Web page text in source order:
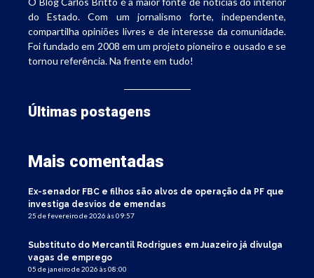
do Estado. Com um jornalismo forte, independente,
compartilha opiniões livres e de interesse da comunidade.
Foi fundado em 2008 em um projeto pioneiro e ousado e se
tornou referência. Na frente em tudo!
Últimas postagens
Mais comentadas
Ex-senador FBC e filhos são alvos de operação da PF que
investiga desvios de emendas
25 de fevereiro de 2026 às 09:57
Substituto do Mercantil Rodrigues em Juazeiro já divulga
vagas de emprego
05 de janeiro de 2026 às 08:00